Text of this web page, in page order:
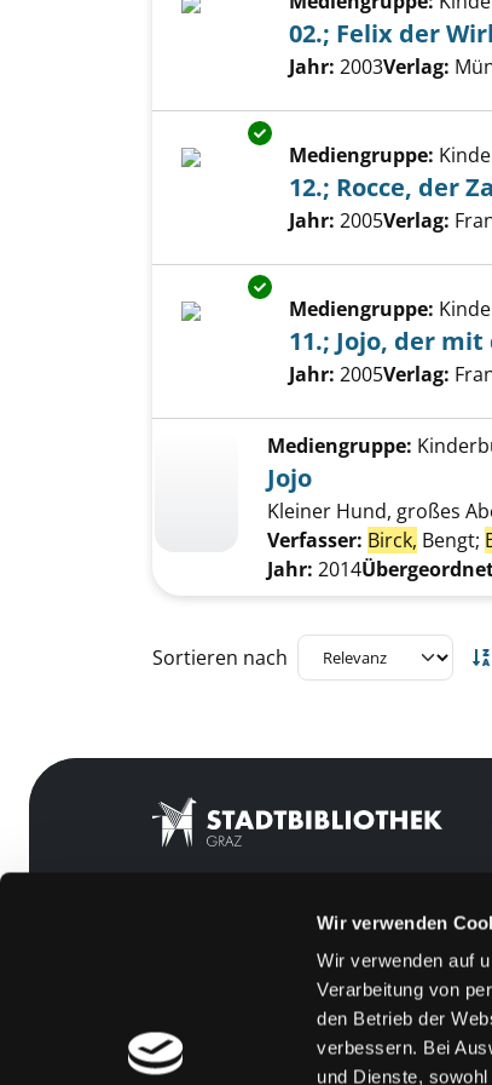
Wir verwenden
Wir verwenden auf
Verarbeitung von
den Betrieb der
verbessern. Bei
und Dienste,
02.; Felix der
Suche nach diesem
Jahr: 2003Verlag:
Exemplar-Details von
Mediengruppe:
12.; Rocce, der
Suche nach diesem
Jahr: 2005Verlag:
Exemplar-Details von
Mediengruppe:
11.; Jojo, der
Suche nach diesem
Jahr: 2005Verlag:
Mediengruppe:
Jojo
Kleiner Hund, großes
Verfasser: Birck, Bengt;
Jahr: 2014
Zu den Suchfiltern springen
Sortieren nach
[kju:b]
Feedback
Kontakt
Über uns
Jobs